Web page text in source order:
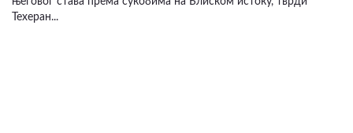
Техеран...